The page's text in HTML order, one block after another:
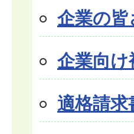
企業の
企業向
適格請